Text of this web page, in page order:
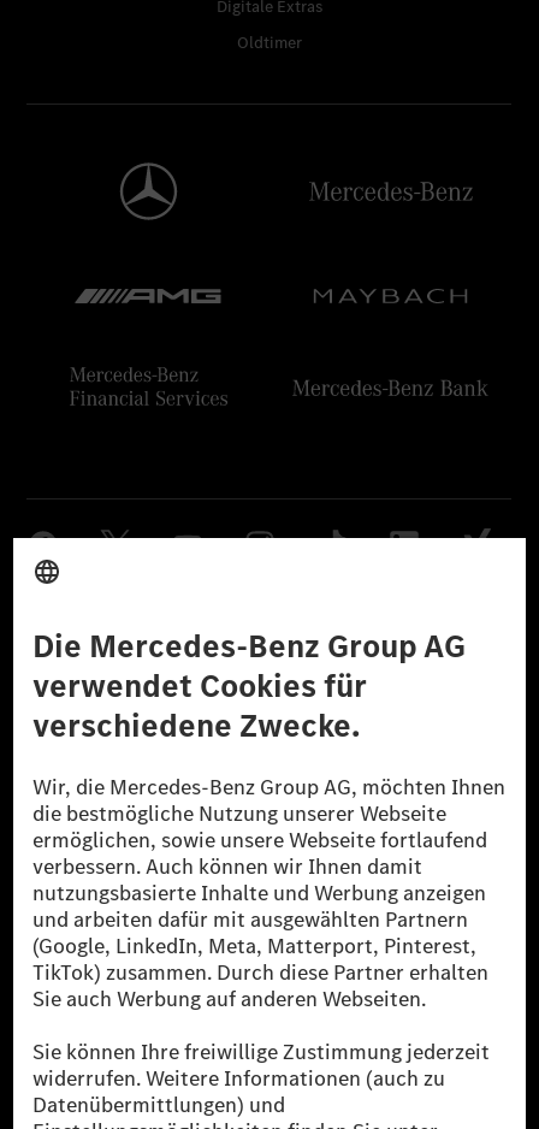
Digitale Extras
Oldtimer
Datenschutz Lizenzhinweise Dritter Barrierefreiheit
© 2026 Mercedes-Benz Group AG. Alle Rechte vorbehalten.
[1] Bilanziell CO₂-neutral bedeutet, dass nicht vermiedene oder nicht
reduzierte CO₂-Emissionen bei der Mercedes-Benz Group durch
zertifizierte Ausgleichsprojekte kompensiert werden.
[2] Renewable Charging ist ein integraler Bestandteil von MB.CHARGE
Public in Europa, den USA, Kanada und China. Sofern an der jeweiligen
Ladestation noch kein Strom aus erneuerbaren Energien vorliegt,
verwendet Renewable Charging Grünstromzertifikate*. Diese stellen
sicher, dass für Ladevorgänge über MB.CHARGE Public eine äquivalente
Strommenge aus erneuerbaren Energien ins Stromnetz eingespeist wird.
als sechs Jahre sind.
* Inkl. EKOenergy Ökolabel
* Die angegebenen Werte wurden nach dem vorgeschriebenen
Messverfahren WLTP (Worldwide harmonised Light vehicles Test